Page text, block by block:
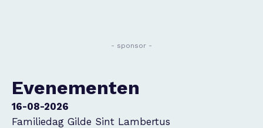
- sponsor -
Evenementen
16-08-2026
Familiedag Gilde Sint Lambertus